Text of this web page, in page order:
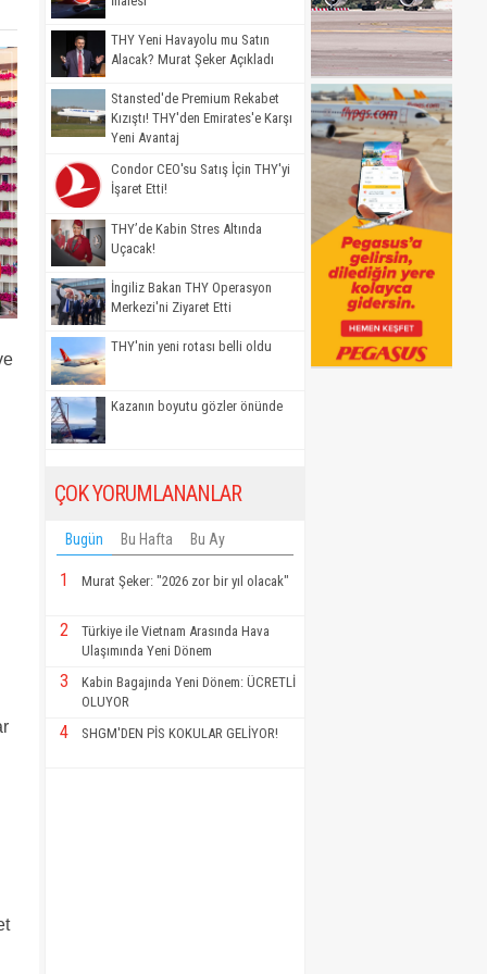
THY Yeni Havayolu mu Satın
Alacak? Murat Şeker Açıkladı
Stansted'de Premium Rekabet
Kızıştı! THY'den Emirates'e Karşı
Yeni Avantaj
Condor CEO'su Satış İçin THY'yi
İşaret Etti!
THY’de Kabin Stres Altında
Uçacak!
İngiliz Bakan THY Operasyon
Merkezi'ni Ziyaret Etti
THY'nin yeni rotası belli oldu
Kazanın boyutu gözler önünde
ÇOK YORUMLANANLAR
Bugün Bu Hafta Bu Ay
1 Murat Şeker: "2026 zor bir yıl olacak"
2
Türkiye ile Vietnam Arasında Hava
Ulaşımında Yeni Dönem
3
Kabin Bagajında Yeni Dönem: ÜCRETLİ
OLUYOR
4 SHGM'DEN PİS KOKULAR GELİYOR!